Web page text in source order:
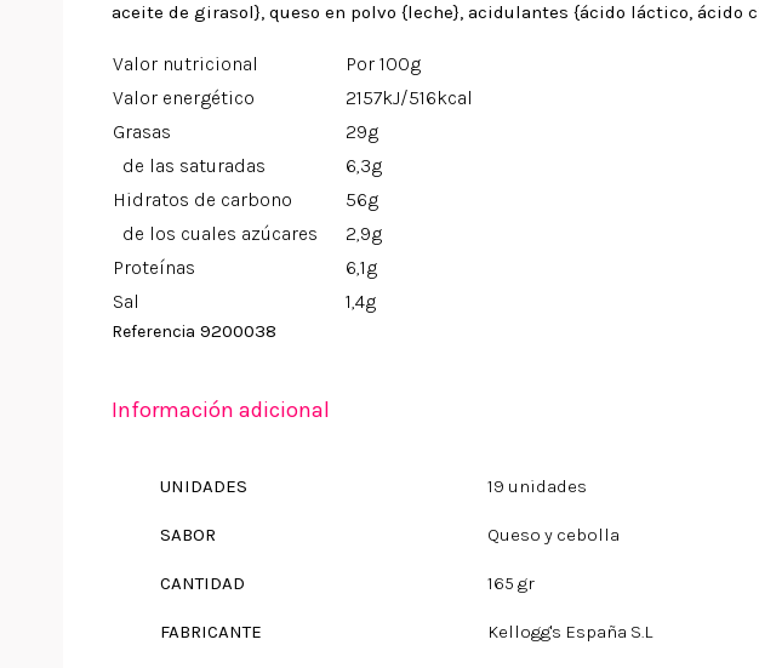
aceite de girasol}, queso en polvo {leche}, acidulantes {ácido láctico,
Valor nutricional
Por 100g
Valor energético
2157kJ/516kcal
Grasas
29g
de las saturadas
6,3g
Hidratos de carbono
56g
de los cuales azúcares
2,9g
Proteínas
6,1g
Sal
1,4g
Referencia 9200038
Información adicional
UNIDADES 19 unidades
SABOR Queso y cebolla
CANTIDAD 165 gr
FABRICANTE Kellogg's España S.L